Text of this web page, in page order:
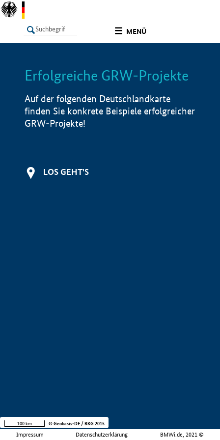
MENÜ
LISTE Info
Erfolgreiche GRW-Projekte
Auf der folgenden Deutschlandkarte
finden Sie konkrete Beispiele erfolgreicher
GRW-Projekte!
LOS GEHT'S
Impressum Datenschutzerklärung BMWi.de, 2021 ©
100 km © Geobasis-DE / BKG 2015